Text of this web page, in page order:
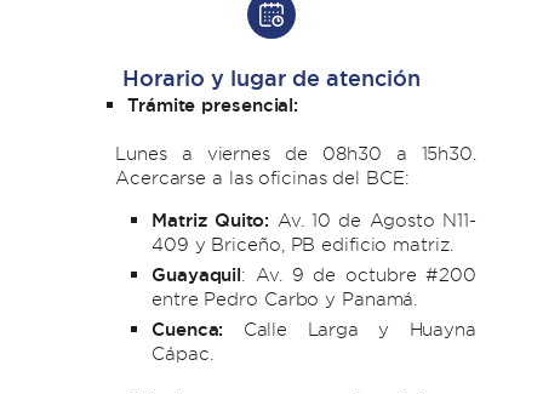
Horario y lugar de atención
Trámite presencial:
Lunes a viernes de 08h30 a 15h30.
Acercarse a las oficinas del BCE:
Matriz Quito: Av. 10 de Agosto N11-
409 y Briceño, PB edificio matriz.
Guayaquil: Av. 9 de octubre #200
entre Pedro Carbo y Panamá.
Cuenca: Calle Larga y Huayna
Cápac.